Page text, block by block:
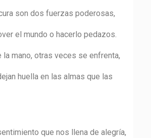
son dos fuerzas poderosas,
el mundo o hacerlo pedazos.
la mano, otras veces se enfrenta,
huella en las almas que las
que nos llena de alegría,